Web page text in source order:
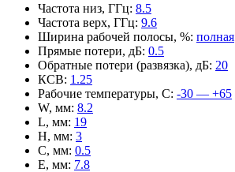
Частота низ, ГГц: 8.5
Частота верх, ГГц: 9.6
Ширина рабочей полосы, %: полная
Прямые потери, дБ: 0.5
Обратные потери (развязка), дБ: 20
КСВ: 1.25
Рабочие температуры, С: -30 — +65
W, мм: 8.2
L, мм: 19
H, мм: 3
C, мм: 0.5
E, мм: 7.8